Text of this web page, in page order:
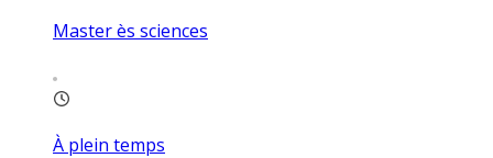
Master ès sciences
À plein temps